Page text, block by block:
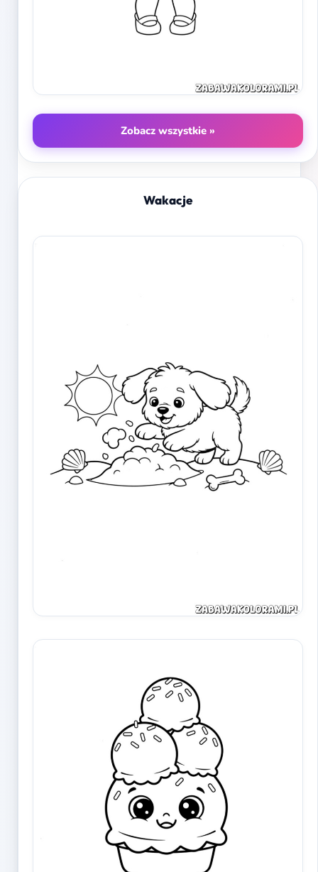
Zobacz wszystkie »
Wakacje